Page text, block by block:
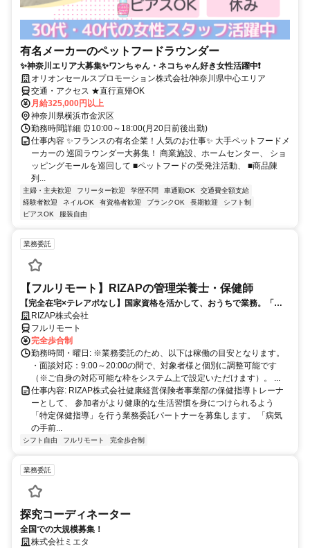
有名メーカーのペットフードラウンダー
✨神奈川エリア大募集✨ワンちゃん・ネコちゃん好き女性活躍中❗
オリオンセールスプロモーション株式会社/神奈川県中心エリア
交通・アクセス ★直行直帰OK
月給325,000円以上
神奈川県横浜市金沢区
勤務時間詳細 ⏰10:00～18:00(月20日前後出勤)
仕事内容 ✨フランスの有名企業！人気のお仕事✨ 大手ペットフードメ
ーカーの 巡回ラウンダー大募集！ 商業施設、ホームセンター、 ショ
ッピングモールを巡回して ■ペットフードの受発注活動、 ■商品陳
列...
主婦・主夫歓迎 フリーター歓迎 学歴不問 車通勤OK
交通費全額支給
経験者歓迎
ネイルOK 有資格者歓迎 ブランクOK 長期歓迎
シフト制
ピアスOK
服装自由
業務委託
【フルリモート】RIZAPの管理栄養士・保健師
【完全在宅×テレアポなし】国家資格を活かして、おうちで業務。「も
う一つの安心」を。主婦・Wワーカー活躍中！「平日の日中だけ」「夕
方以降の数時間だけ」など、生活リズムに合わせた時間調整が可能で
す。1件ごとの成果報酬型だから、頑張った分だけ手応えのある収入
に。充実のサポート体制で、安心の在宅ワークを始めませんか？
RIZAP株式会社
フルリモート
完全歩合制
勤務時間・曜日: ※業務委託のため、以下は稼働の目安となります。
・面談対応：9:00～20:00の間で、対象者様と個別に調整可能です
（※ご自身の対応可能な枠をシステム上で設定いただけます）。 ...
仕事内容: RIZAP株式会社健康経営保険者事業部の保健指導トレーナ
ーとして、 参加者がより健康的な生活習慣を身につけられるよう
「特定保健指導」を行う業務委託パートナーを募集します。 「病気
の手前...
シフト自由 フルリモート 完全歩合制
業務委託
探究コーディネーター
全国での大規模募集！
株式会社ミエタ